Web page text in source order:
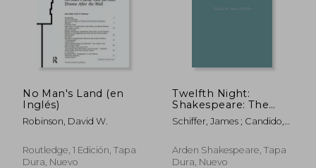
45%
dcto.
No Man's Land (en
Inglés)
Robinson, David W.
Routledge, 1 Edición, Tapa
Dura, Nuevo
Twelfth Night:
Shakespeare: The
Critical Tradition (en
Inglés)
Schiffer, James ; Candido,
Arden Shakespeare, Tapa
Dura, Nuevo